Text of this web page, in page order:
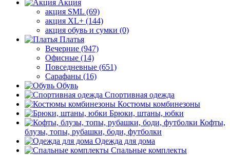
Акция
акция SML (69)
акция XL+ (144)
акция обувь и сумки (0)
Платья
Вечерние (947)
Офисные (14)
Повседневные (651)
Сарафаны (16)
Обувь
Спортивная одежда
Костюмы комбинезоны
Брюки, штаны, юбки
Кофты,
блузы, топы, рубашки, боди, футболки
Одежда для дома
Спальные комплекты